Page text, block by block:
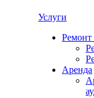
Услуги
Ремонт
Аренда